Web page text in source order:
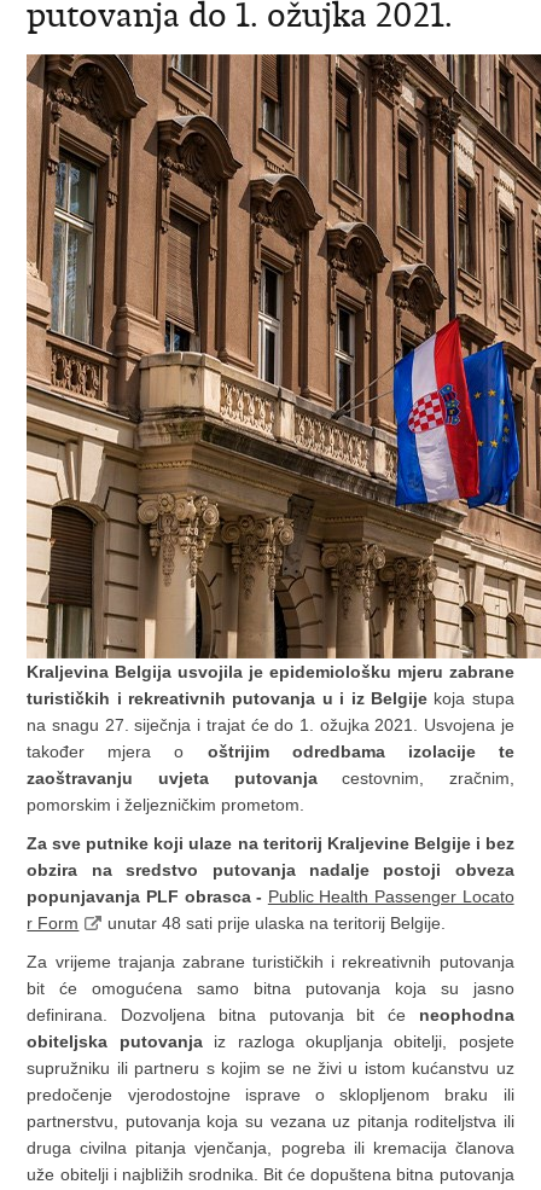
putovanja do 1. ožujka 2021.
Kraljevina Belgija usvojila je epidemiološku mjeru zabrane
turističkih i rekreativnih putovanja u i iz Belgije koja stupa
na snagu 27. siječnja i trajat će do 1. ožujka 2021. Usvojena je
također mjera o oštrijim odredbama izolacije te
zaoštravanju uvjeta putovanjacestovnim, zračnim,
pomorskim i željezničkim prometom.
Za sve putnike koji ulaze na teritorij Kraljevine Belgije i bez
obzira na sredstvo putovanja nadalje postoji obveza
popunjavanja PLF obrasca - Public Health Passenger Locato
r Form
unutar 48 sati prije ulaska na teritorij Belgije.
Za vrijeme trajanja zabrane turističkih i rekreativnih putovanja
bit će omogućena samo bitna putovanja koja su jasno
definirana. Dozvoljena bitna putovanja bit će neophodna
obiteljska putovanjaiz razloga okupljanja obitelji, posjete
supružniku ili partneru s kojim se ne živi u istom kućanstvu uz
predočenje vjerodostojne isprave o sklopljenom braku ili
partnerstvu, putovanja koja su vezana uz pitanja roditeljstva ili
druga civilna pitanja vjenčanja, pogreba ili kremacija članova
uže obitelji i najbližih srodnika. Bit će dopuštena bitna putovanja